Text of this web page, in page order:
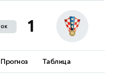
ок 1
Прогноз Таблица